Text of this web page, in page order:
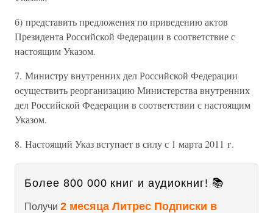
б) представить предложения по приведению актов
Президента Российской Федерации в соответствие с
настоящим Указом.
7. Министру внутренних дел Российской Федерации
осуществить реорганизацию Министерства внутренних
дел Российской Федерации в соответствии с настоящим
Указом.
8. Настоящий Указ вступает в силу с 1 марта 2011 г.
Более 800 000 книг и аудиокниг! 📚
Получи 2 месяца Литрес Подписки в